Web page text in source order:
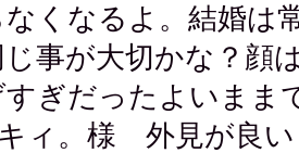
くなるよ。結婚は
事が大切かな？顔
ぎだったよいまま
ィ。様 外見が良い